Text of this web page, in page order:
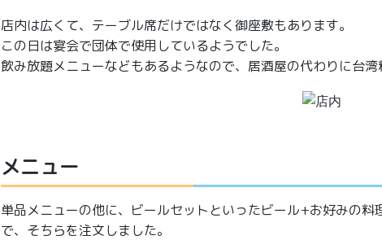
店内は広くて、テーブル席だけではなく御座敷もあります。
この日は宴会で団体で使用しているようでした。
飲み放題メニューなどもあるようなので、居酒屋の代わりに台湾
メニュー
単品メニューの他に、ビールセットといったビール+お好みの
で、そちらを注文しました。